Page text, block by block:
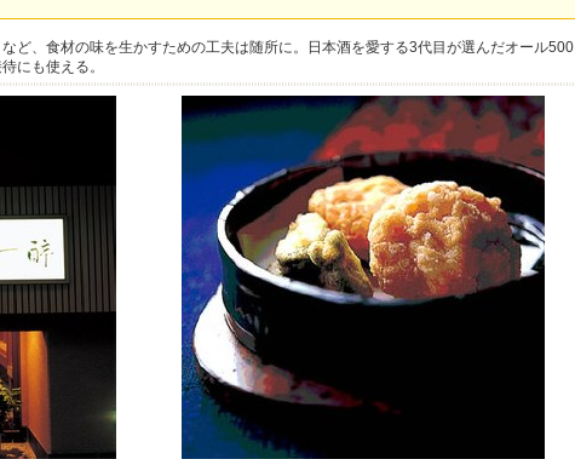
ど、食材の味を生かすための工夫は随所に。日本酒を愛する3代目が選んだオール500
にも使える。